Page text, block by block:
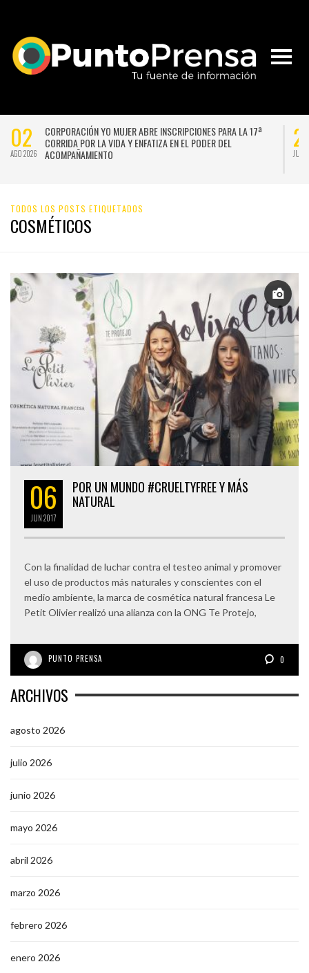
02
AGO 2026
CORPORACIÓN YO MUJER ABRE INSCRIPCIONES PARA LA 17ª
CORRIDA POR LA VIDA Y ENFATIZA EN EL PODER DEL
ACOMPAÑAMIENTO
JUL
TODOS LOS POSTS ETIQUETADOS
COSMÉTICOS
06
JUN2017
POR UN MUNDO #CRUELTYFREE Y MÁS
NATURAL
Con la finalidad de luchar contra el testeo animal y promover
el uso de productos más naturales y conscientes con el
medio ambiente, la marca de cosmética natural francesa Le
Petit Olivier realizó una alianza con la ONG Te Protejo,
PUNTO PRENSA 0
ARCHIVOS
agosto 2026
julio 2026
junio 2026
mayo 2026
abril 2026
marzo 2026
febrero 2026
enero 2026